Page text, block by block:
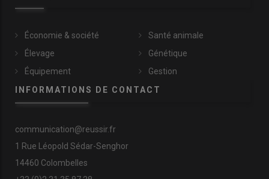
Économie & société
Élevage
Équipement
Santé animale
Génétique
Gestion
INFORMATIONS DE CONTACT
communication@reussir.fr
1 Rue Léopold Sédar-Senghor
14460 Colombelles